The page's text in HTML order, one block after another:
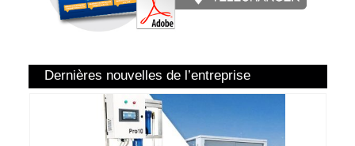
Dernières nouvelles de l’entreprise